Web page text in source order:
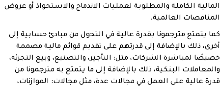
المالية الكاملة والمطلوبة لعمليات الاندماج والاستحواذ أو عروض
المناقصات العالمية.
كما يتمتع مترجمونا بقدرة عالية في التحول من مبادئ حسابية إلى
أخرى، ذلك بالإضافة إلى قدرتهم على تقديم قوائم مالية مصممة
خصيصًا لمباشرة الشركات، مثل: التأجير، والتصنيع، وبيع التجزئة،
والمعاملات البنكية، ذلك بالإضافة إلى ما يتمتع به مترجمونا من
قدرة عالية على العمل في مجالات عدة، مثل مجالات: الموازنات،